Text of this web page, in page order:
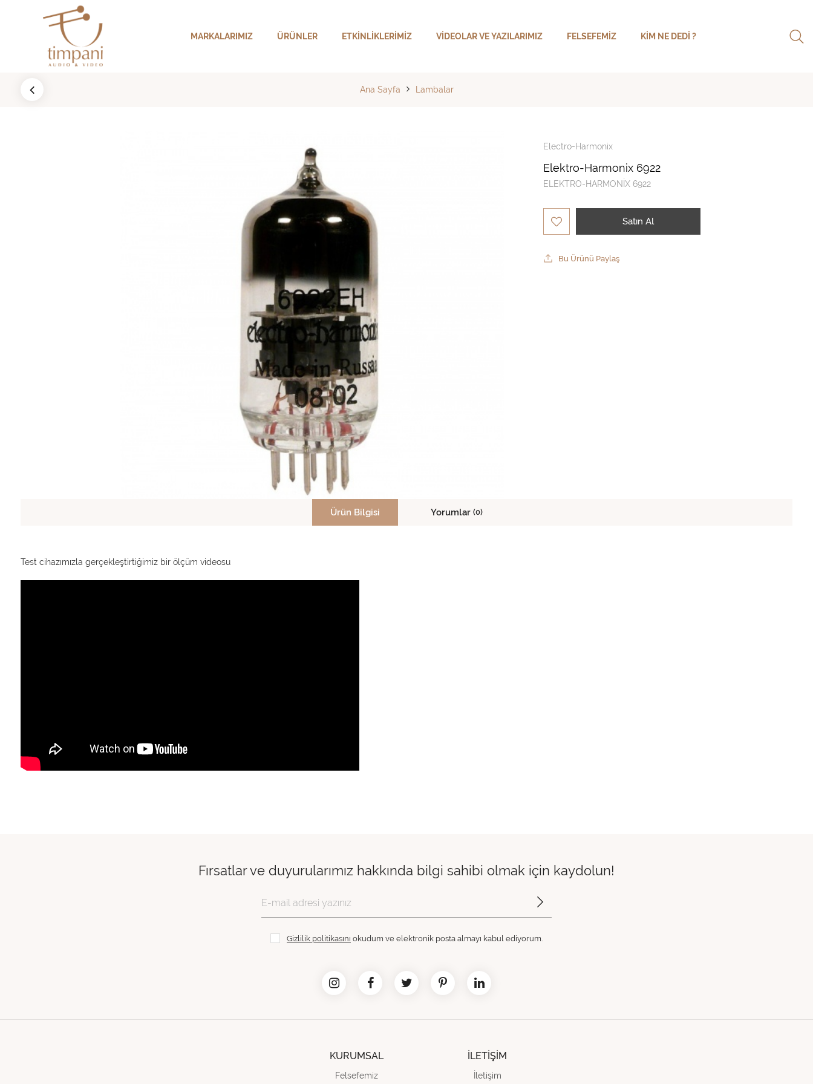
MARKALARIMIZ ÜRÜNLER ETKINLIKLERIMIZ VIDEOLAR VE YAZILARIMIZ FELSEFEMIZ KIM NE DEDI ?
Ana Sayfa Lambalar
Electro-Harmonix
Elektro-Harmonix 6922
ELEKTRO-HARMONİX 6922
Satın Al
Bu Ürünü Paylaş
Ürün Bilgisi Yorumlar (0)
Test cihazımızla gerçekleştirtiğimiz bir ölçüm videosu
Fırsatlar ve duyurularımız hakkında bilgi sahibi olmak için kaydolun!
Gizlilik politikasını okudum ve elektronik posta almayı kabul ediyorum.
KURUMSAL
Felsefemiz
İLETİŞİM
İletişim